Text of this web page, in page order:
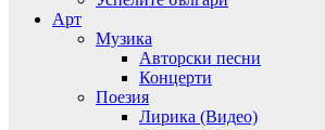
Арт
Музика
Авторски песни
Концерти
Поезия
Лирика (Видео)